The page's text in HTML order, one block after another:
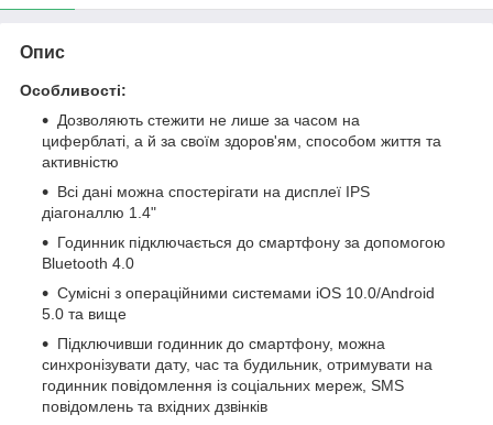
Опис
Особливості:
Дозволяють стежити не лише за часом на
циферблаті, а й за своїм здоров'ям, способом життя та
активністю
Всі дані можна спостерігати на дисплеї IPS
діагоналлю 1.4"
Годинник підключається до смартфону за допомогою
Bluetooth 4.0
Сумісні з операційними системами iOS 10.0/Android
5.0 та вище
Підключивши годинник до смартфону, можна
синхронізувати дату, час та будильник, отримувати на
годинник повідомлення із соціальних мереж, SMS
повідомлень та вхідних дзвінків